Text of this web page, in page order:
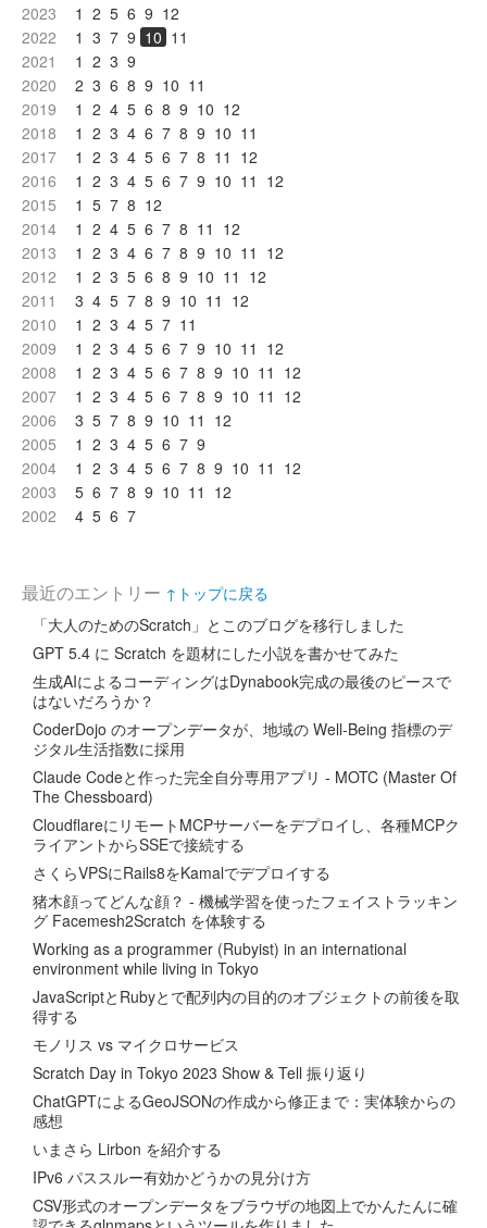
2023
1 2 5 6 9 12
2022
1 3 7 9 10 11
2021
1 2 3 9
2020
2 3 6 8 9 10 11
2019
1 2 4 5 6 8 9 10 12
2018
1 2 3 4 6 7 8 9 10 11
2017
1 2 3 4 5 6 7 8 11 12
2016
1 2 3 4 5 6 7 9 10 11 12
2015
1 5 7 8 12
2014
1 2 4 5 6 7 8 11 12
2013
1 2 3 4 6 7 8 9 10 11 12
2012
1 2 3 5 6 8 9 10 11 12
2011
3 4 5 7 8 9 10 11 12
2010
1 2 3 4 5 7 11
2009
1 2 3 4 5 6 7 9 10 11 12
2008
1 2 3 4 5 6 7 8 9 10 11 12
2007
1 2 3 4 5 6 7 8 9 10 11 12
2006
3 5 7 8 9 10 11 12
2005
1 2 3 4 5 6 7 9
2004
1 2 3 4 5 6 7 8 9 10 11 12
2003
5 6 7 8 9 10 11 12
2002
4 5 6 7
最近のエントリー ↑トップに戻る
「大人のためのScratch」とこのブログを移行しました
GPT 5.4 に Scratch を題材にした小説を書かせてみた
生成AIによるコーディングはDynabook完成の最後のピースで
はないだろうか？
CoderDojo のオープンデータが、地域の Well-Being 指標のデ
ジタル生活指数に採用
Claude Codeと作った完全自分専用アプリ - MOTC (Master Of
The Chessboard)
CloudflareにリモートMCPサーバーをデプロイし、各種MCPク
ライアントからSSEで接続する
さくらVPSにRails8をKamalでデプロイする
猪木顔ってどんな顔？ - 機械学習を使ったフェイストラッキン
グ Facemesh2Scratch を体験する
Working as a programmer (Rubyist) in an international
environment while living in Tokyo
JavaScriptとRubyとで配列内の目的のオブジェクトの前後を取
得する
モノリス vs マイクロサービス
Scratch Day in Tokyo 2023 Show & Tell 振り返り
ChatGPTによるGeoJSONの作成から修正まで：実体験からの
感想
いまさら Lirbon を紹介する
IPv6 パススルー有効かどうかの見分け方
CSV形式のオープンデータをブラウザの地図上でかんたんに確